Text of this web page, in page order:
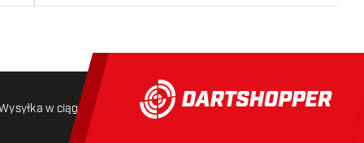
w ciągu 24 godzin Darmowa wysyłka od 250 złoty